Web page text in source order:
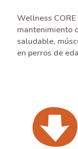
Wellness
mantenimiento
saludable,
en perros de